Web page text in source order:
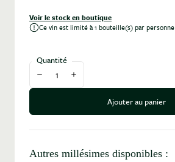
Voir le stock en boutique
Ce vin est limité à 1 bouteille(s) par personne
Quantité
Diminuer la quantité
Augmenter la quantité
Ajouter au panier
Autres millésimes disponibles :